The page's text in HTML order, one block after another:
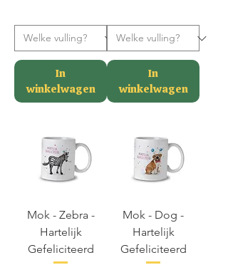
In
winkelwagen
In
winkelwagen
Mok - Zebra -
Hartelijk
Gefeliciteerd
Mok - Dog -
Hartelijk
Gefeliciteerd